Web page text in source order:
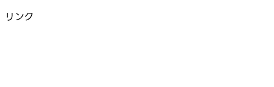
リンク